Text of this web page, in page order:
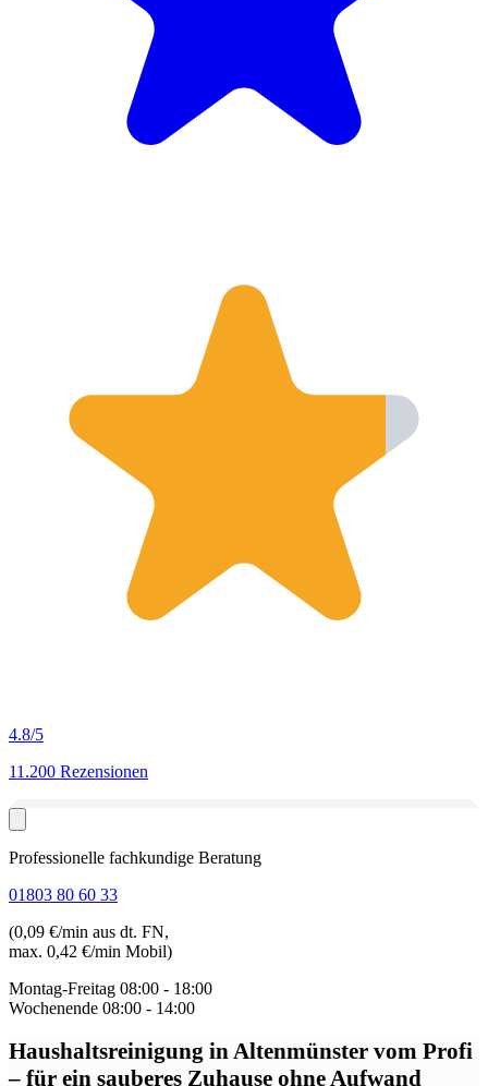
4.8/5
11.200 Rezensionen
Professionelle fachkundige Beratung
01803 80 60 33
(0,09 €/min aus dt. FN,
max. 0,42 €/min Mobil)
Montag-Freitag 08:00 - 18:00
Wochenende 08:00 - 14:00
Haushaltsreinigung in Altenmünster vom Profi
– für ein sauberes Zuhause ohne Aufwand